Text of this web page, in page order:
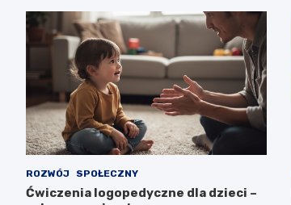
ROZWÓJ SPOŁECZNY
Ćwiczenia logopedyczne dla dzieci –